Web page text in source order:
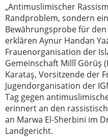
„Antimuslimischer
Randproblem, sondern
Bewährungsprobe für den
erklären Aynur Handan
Frauenorganisation der
Gemeinschaft Millî Görüş
Karataş, Vorsitzende der
Jugendorganisation der
Tag gegen
erinnert an den
an Marwa El-Sherbini im
Landgericht.